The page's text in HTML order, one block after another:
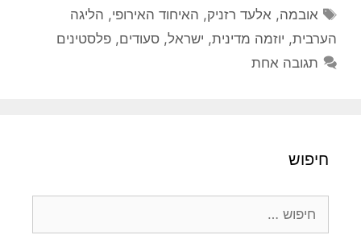
תגיות
אובמה, אלעד רזניק, האיחוד האירופי, הליגה
הערבית, יוזמה מדינית, ישראל, סעודים, פלסטינים
תגובה אחת
חיפוש